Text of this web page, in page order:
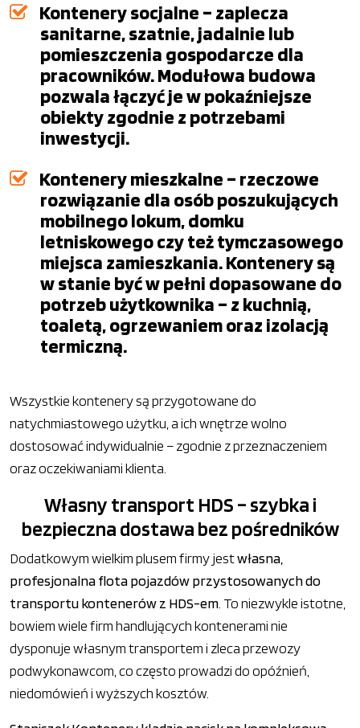
Kontenery socjalne – zaplecza
sanitarne, szatnie, jadalnie lub
pomieszczenia gospodarcze dla
pracowników. Modułowa budowa
pozwala łączyć je w pokaźniejsze
obiekty zgodnie z potrzebami
inwestycji.
Kontenery mieszkalne – rzeczowe
rozwiązanie dla osób poszukujących
mobilnego lokum, domku
letniskowego czy też tymczasowego
miejsca zamieszkania. Kontenery są
w stanie być w pełni dopasowane do
potrzeb użytkownika – z kuchnią,
toaletą, ogrzewaniem oraz izolacją
termiczną.
Wszystkie kontenery są przygotowane do
natychmiastowego użytku, a ich wnętrze wolno
dostosować indywidualnie – zgodnie z przeznaczeniem
oraz oczekiwaniami klienta.
Własny transport HDS – szybka i
bezpieczna dostawa bez pośredników
Dodatkowym wielkim plusem firmy jestwłasna,
profesjonalna flota pojazdów przystosowanych do
transportu kontenerów z HDS-em. To niezwykle istotne,
bowiem wiele firm handlujących kontenerami nie
dysponuje własnym transportem i zleca przewozy
podwykonawcom, co często prowadzi do opóźnień,
niedomówień i wyższych kosztów.